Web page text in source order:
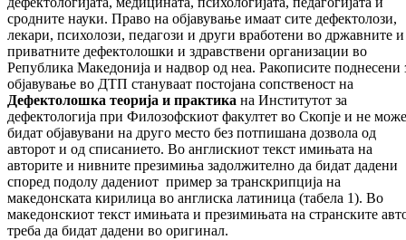
сродните науки. Право на објавување имаат сите дефектолози,
лекари, психолози, педагози и други вработени во државните и
приватните дефектолошки и здравствени организации во
Република Македонија и надвор од неа. Ракописите поднесени
објавување во ДТП стануваат постојана сопственост на
Дефектолошка теорија и практика на Институтот за
дефектологија при Филозофскиот факултет во Скопје и не
бидат објавувани на друго место без потпишана дозвола од
авторот и од списанието. Во англискиот текст имињата на
авторите и нивните презимиња задолжително да бидат дадени
според подолу дадениот пример за транскрипција на
македонската кирилица во англиска латиница (табела 1). Во
македонскиот текст имињата и презимињата на странските
треба да бидат дадени во оригинал.